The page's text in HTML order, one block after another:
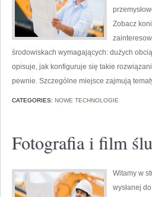
Zobacz
środowiskach wymagających: dużych
opisuje, jak konfiguruje się takie
pewnie. Szczególne miejsce zajmują
CATEGORIES: NOWE TECHNOLOGIE
Fotografia i film
Witamy w
wysłanej